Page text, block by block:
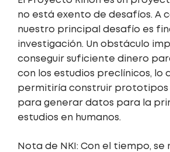
no está exento de desafíos. A
nuestro principal desafío es
investigación. Un obstáculo
conseguir suficiente dinero
con los estudios preclínicos, lo
permitiría construir prototipos
para generar datos para la
estudios en humanos.
Nota de NKI: Con el tiempo, se